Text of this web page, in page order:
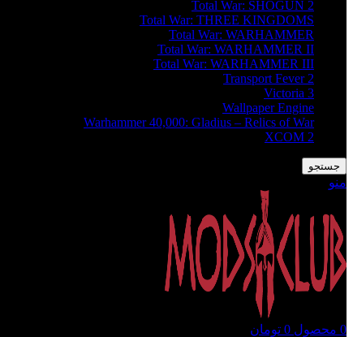
Total War: SHOGUN 2
Total War: THREE KINGDOMS
Total War: WARHAMMER
Total War: WARHAMMER II
Total War: WARHAMMER III
Transport Fever 2
Victoria 3
Wallpaper Engine
Warhammer 40,000: Gladius – Relics of War
XCOM 2
جستجو
منو
0 محصول 0 تومان